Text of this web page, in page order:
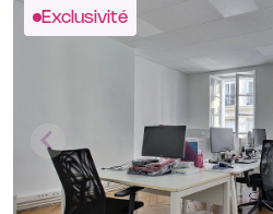
Exclusivité